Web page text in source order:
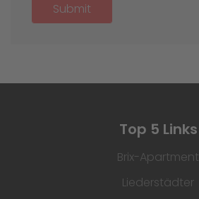
Submit
Top 5 Links
Brix-Apartment
Liederstädter